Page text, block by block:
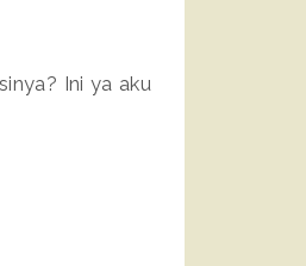
Ini ya aku